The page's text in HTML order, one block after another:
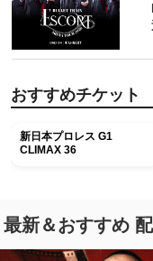
おすすめチケット
新日本プロレス G1
CLIMAX 36
最新＆おすすめ